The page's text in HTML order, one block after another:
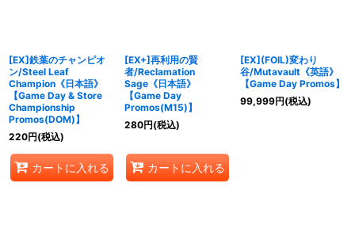
[EX]鉄葉のチャンピオ
ン/Steel Leaf
Champion《日本語》
【Game Day & Store
Championship
Promos(DOM)】
220円(税込)
カートに入れる
[EX+]再利用の賢
者/Reclamation
Sage《日本語》
【Game Day
Promos(M15)】
280円(税込)
カートに入れる
[EX](FOIL)変わり
谷/Mutavault《英語》
【Game Day Promos】
99,999円(税込)